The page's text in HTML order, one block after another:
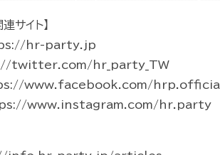
サイト】
hr-party.jp
hr_party_TW
www.facebook.com/hrp.official
www.instagram.com/hr.party